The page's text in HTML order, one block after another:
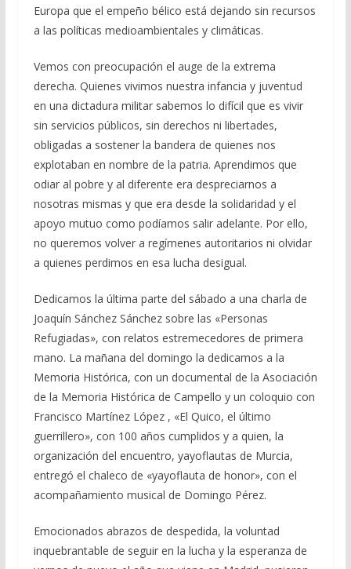
Europa que el empeño bélico está dejando sin recursos
a las políticas medioambientales y climáticas.
Vemos con preocupación el auge de la extrema
derecha. Quienes vivimos nuestra infancia y juventud
en una dictadura militar sabemos lo difícil que es vivir
sin servicios públicos, sin derechos ni libertades,
obligadas a sostener la bandera de quienes nos
explotaban en nombre de la patria. Aprendimos que
odiar al pobre y al diferente era despreciarnos a
nosotras mismas y que era desde la solidaridad y el
apoyo mutuo como podíamos salir adelante. Por ello,
no queremos volver a regímenes autoritarios ni olvidar
a quienes perdimos en esa lucha desigual.
Dedicamos la última parte del sábado a una charla de
Joaquín Sánchez Sánchez sobre las «Personas
Refugiadas», con relatos estremecedores de primera
mano. La mañana del domingo la dedicamos a la
Memoria Histórica, con un documental de la Asociación
de la Memoria Histórica de Campello y un coloquio con
Francisco Martínez López , «El Quico, el último
guerrillero», con 100 años cumplidos y a quien, la
organización del encuentro, yayoflautas de Murcia,
entregó el chaleco de «yayoflauta de honor», con el
acompañamiento musical de Domingo Pérez.
Emocionados abrazos de despedida, la voluntad
inquebrantable de seguir en la lucha y la esperanza de